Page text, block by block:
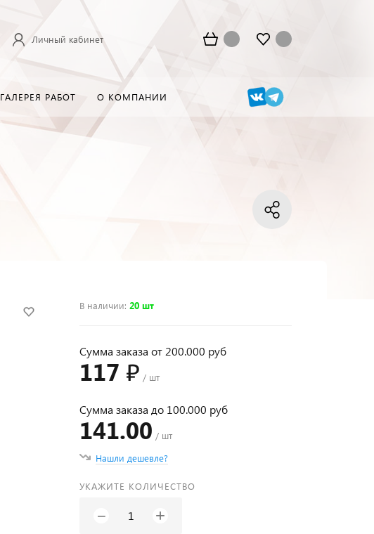
Личный кабинет
ГАЛЕРЕЯ РАБОТ О КОМПАНИИ
В наличии:20 шт
Сумма заказа от 200.000 руб
117 ₽ / шт
Сумма заказа до 100.000 руб
141.00 / шт
Нашли дешевле?
УКАЖИТЕ КОЛИЧЕСТВО
− +